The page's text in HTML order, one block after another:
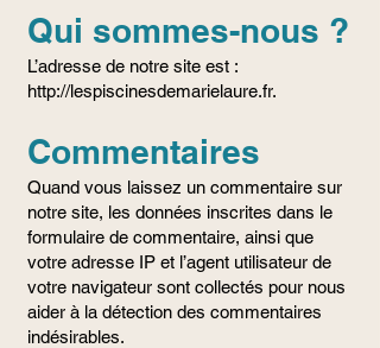
Qui sommes-nous ?
L’adresse de notre site est :
http://lespiscinesdemarielaure.fr.
Commentaires
Quand vous laissez un commentaire sur
notre site, les données inscrites dans le
formulaire de commentaire, ainsi que
votre adresse IP et l’agent utilisateur de
votre navigateur sont collectés pour nous
aider à la détection des commentaires
indésirables.